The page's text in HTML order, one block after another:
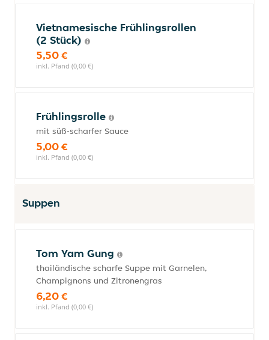
Vietnamesische Frühlingsrollen
(2 Stück)
5,50 €
inkl. Pfand (0,00 €)
Frühlingsrolle
mit süß-scharfer Sauce
5,00 €
inkl. Pfand (0,00 €)
Suppen
Tom Yam Gung
thailändische scharfe Suppe mit Garnelen,
Champignons und Zitronengras
6,20 €
inkl. Pfand (0,00 €)